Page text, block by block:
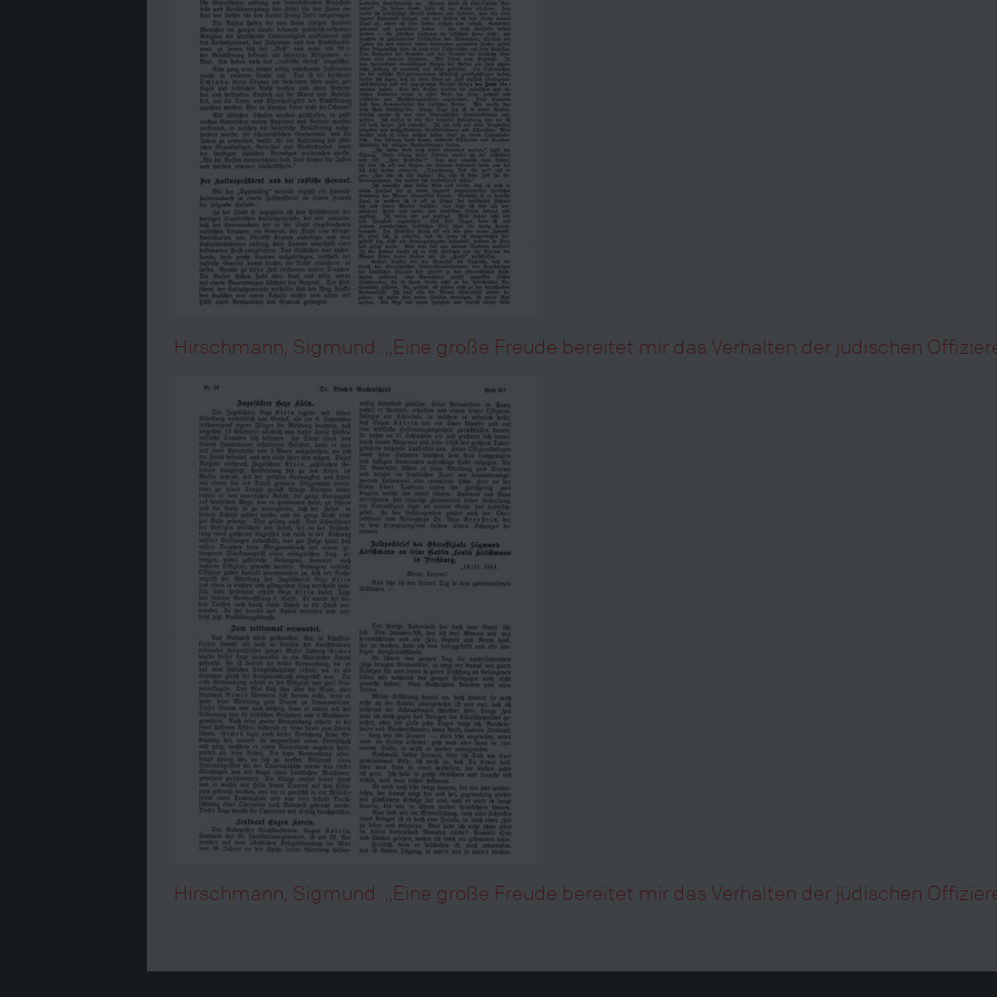
Hirschmann, Sigmund: „Eine große Freude bereitet mir das Verhalten der jüdischen
Hirschmann, Sigmund: „Eine große Freude bereitet mir das Verhalten der jüdischen